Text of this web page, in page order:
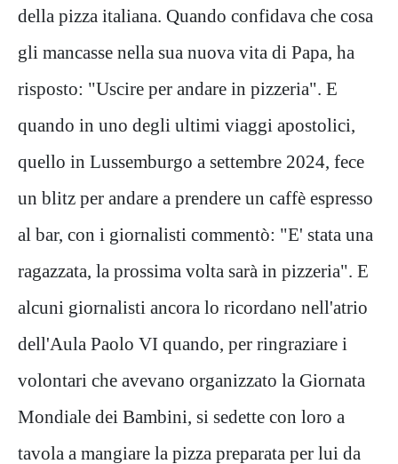
della pizza italiana. Quando confidava che cosa
gli mancasse nella sua nuova vita di Papa, ha
risposto: "Uscire per andare in pizzeria". E
quando in uno degli ultimi viaggi apostolici,
quello in Lussemburgo a settembre 2024, fece
un blitz per andare a prendere un caffè espresso
al bar, con i giornalisti commentò: "E' stata una
ragazzata, la prossima volta sarà in pizzeria". E
alcuni giornalisti ancora lo ricordano nell'atrio
dell'Aula Paolo VI quando, per ringraziare i
volontari che avevano organizzato la Giornata
Mondiale dei Bambini, si sedette con loro a
tavola a mangiare la pizza preparata per lui da